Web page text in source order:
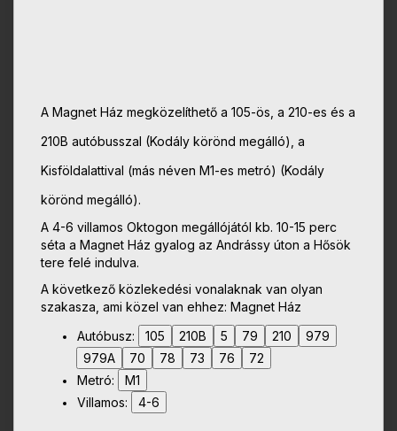
A Magnet Ház megközelíthető a 105-ös, a 210-es és a
210B autóbusszal (Kodály körönd megálló), a
Kisföldalattival (más néven M1-es metró) (Kodály
körönd megálló).
A 4-6 villamos Oktogon megállójától kb. 10-15 perc
séta a Magnet Ház gyalog az Andrássy úton a Hősök
tere felé indulva.
A következő közlekedési vonalaknak van olyan
szakasza, ami közel van ehhez: Magnet Ház
Autóbusz:
105 210B 5 79 210
979
979A
70 78 73 76
72
Metró:
M1
Villamos:
4-6